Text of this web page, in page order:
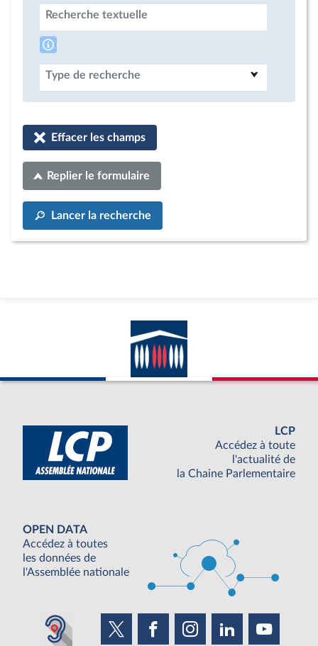
Recherche textuelle
Type de recherche
Effacer les champs
Replier le formulaire
Lancer la recherche
LCP
Accédez à toute
l'actualité de
la Chaine Parlementaire
OPEN DATA
Accédez à toutes
les données de
l'Assemblée nationale